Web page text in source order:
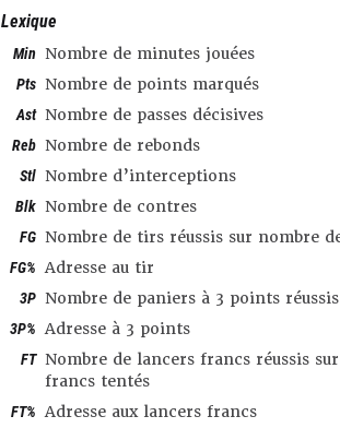
Lexique
Min Nombre de minutes jouées
Pts Nombre de points marqués
Ast Nombre de passes décisives
Reb Nombre de rebonds
Stl Nombre d’interceptions
Blk Nombre de contres
FG Nombre de tirs réussis sur nombre
FG% Adresse au tir
3P Nombre de paniers à 3 points réussis
3P% Adresse à 3 points
FT Nombre de lancers francs réussis
francs tentés
FT% Adresse aux lancers francs